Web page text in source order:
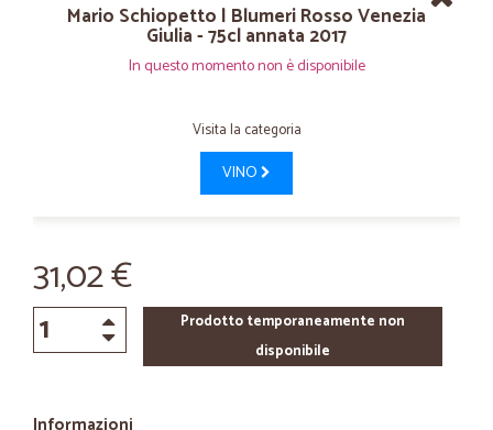
Mario Schiopetto | Blumeri Rosso Venezia
Giulia - 75cl annata 2017
In questo momento non è disponibile
Visita la categoria
VINO
31,02 €
Prodotto temporaneamente non
disponibile